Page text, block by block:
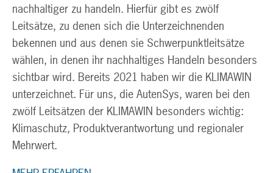
nachhaltiger zu handeln. Hierfür gibt es zwölf
Leitsätze, zu denen sich die Unterzeichnenden
bekennen und aus denen sie Schwerpunktleitsätze
wählen, in denen ihr nachhaltiges Handeln besonders
sichtbar wird. Bereits 2021 haben wir die KLIMAWIN
unterzeichnet. Für uns, die AutenSys, waren bei den
zwölf Leitsätzen der KLIMAWIN besonders wichtig:
Klimaschutz, Produktverantwortung und regionaler
Mehrwert.